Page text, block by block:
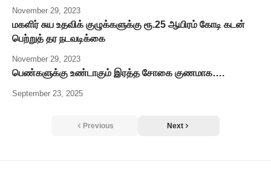
November 29, 2023
மகளிர் சுய உதவிக் குழுக்களுக்கு ரூ.25 ஆயிரம் கோடி கடன்
பெற்றுத் தர நடவடிக்கை
November 29, 2023
பெண்களுக்கு உண்டாகும் இரத்த சோகை குணமாக….
September 23, 2025
Previous Next